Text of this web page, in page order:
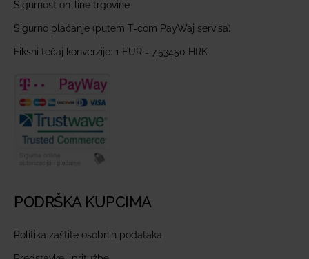
Sigurnost on-line trgovine
Sigurno plaćanje (putem T-com PayWaj servisa)
Fiksni tečaj konverzije: 1 EUR = 7,53450 HRK
PODRŠKA KUPCIMA
Politika zaštite osobnih podataka